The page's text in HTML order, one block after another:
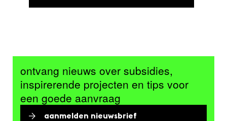
ontvang nieuws over subsidies,
inspirerende projecten en tips voor
een goede aanvraag
aanmelden nieuwsbrief